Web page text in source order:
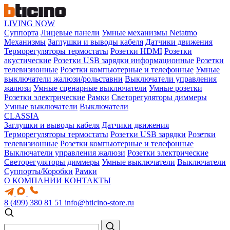
LIVING NOW
Суппорта Лицевые панели Умные механизмы Netatmo
Механизмы Заглушки и выводы кабеля Датчики движения
Терморегуляторы термостаты Розетки HDMI Розетки
акустические Розетки USB зарядки информационные Розетки
телевизионные Розетки компьютерные и телефонные Умные
выключатели жалюзи/рольставни Выключатели управления
жалюзи Умные сценарные выключатели Умные розетки
Розетки электрические Рамки Светорегуляторы диммеры
Умные выключатели Выключатели
CLASSIA
Заглушки и выводы кабеля Датчики движения
Терморегуляторы термостаты Розетки USB зарядки Розетки
телевизионные Розетки компьютерные и телефонные
Выключатели управления жалюзи Розетки электрические
Светорегуляторы диммеры Умные выключатели Выключатели
Суппорты/Коробки Рамки
О КОМПАНИИ КОНТАКТЫ
8 (499) 380 81 51 info@bticino-store.ru